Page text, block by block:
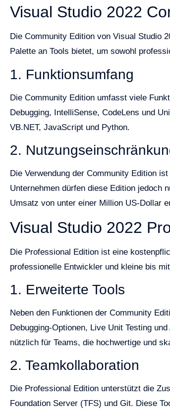
Visual Studio 2022
Die Community Edition von Visual Studio
Palette an Tools bietet, um sowohl
1. Funktionsumfang
Die Community Edition umfasst viele
Debugging, IntelliSense, CodeLens und
VB.NET, JavaScript und Python.
2.
Die Verwendung der Community Edition
Unternehmen dürfen diese Edition jedoch
Umsatz von unter einer Million US-Dollar
Visual Studio 2022
Die Professional Edition ist eine
professionelle Entwickler und kleine bis
1. Erweiterte Tools
Neben den Funktionen der Community
Debugging-Optionen, Live Unit Testing
nützlich für Teams, die hochwertige und
2. Teamkollaboration
Die Professional Edition unterstützt die
Foundation Server (TFS) und Git. Diese